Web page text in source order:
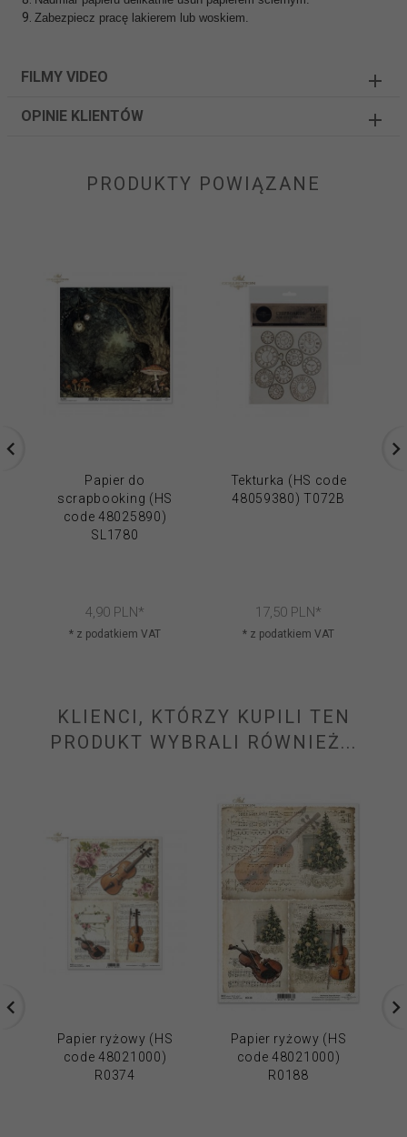
Zabezpiecz pracę lakierem lub woskiem.
FILMY VIDEO
OPINIE KLIENTÓW
PRODUKTY POWIĄZANE
Papier do
scrapbooking (HS
code 48025890)
SL1780
4,90 PLN*
* z podatkiem VAT
Tekturka (HS code
48059380) T072B
17,50 PLN*
* z podatkiem VAT
KLIENCI, KTÓRZY KUPILI TEN
PRODUKT WYBRALI RÓWNIEŻ...
Papier ryżowy (HS
code 48021000)
R0374
Papier ryżowy (HS
code 48021000)
R0188